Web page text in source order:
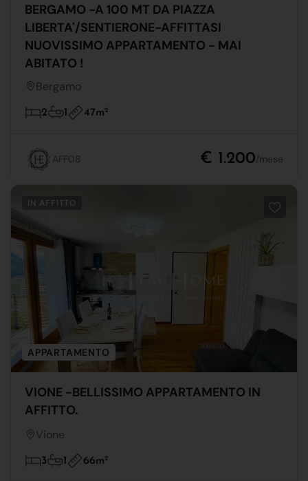
BERGAMO -A 100 MT DA PIAZZA
LIBERTA'/SENTIERONE-AFFITTASI
NUOVISSIMO APPARTAMENTO - MAI
ABITATO !
Bergamo
2 1 47m2
AFF08 € 1.200/mese
IN AFFITTO
APPARTAMENTO
VIONE -BELLISSIMO APPARTAMENTO IN
AFFITTO.
Vione
3 1 66m2